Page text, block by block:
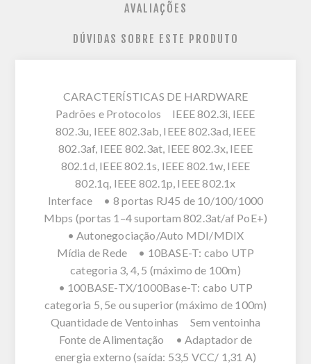
AVALIAÇÕES
DÚVIDAS SOBRE ESTE PRODUTO
CARACTERÍSTICAS DE HARDWARE
Padrões e Protocolos IEEE 802.3i, IEEE
802.3u, IEEE 802.3ab, IEEE 802.3ad, IEEE
802.3af, IEEE 802.3at, IEEE 802.3x, IEEE
802.1d, IEEE 802.1s, IEEE 802.1w, IEEE
802.1q, IEEE 802.1p, IEEE 802.1x
Interface • 8 portas RJ45 de 10/100/1000
Mbps (portas 1–4 suportam 802.3at/af PoE+)
• Autonegociação/Auto MDI/MDIX
Mídia de Rede • 10BASE-T: cabo UTP
categoria 3, 4, 5 (máximo de 100m)
• 100BASE-TX/1000Base-T: cabo UTP
categoria 5, 5e ou superior (máximo de 100m)
Quantidade de Ventoinhas Sem ventoinha
Fonte de Alimentação • Adaptador de
energia externo (saída: 53,5 VCC/ 1,31 A)